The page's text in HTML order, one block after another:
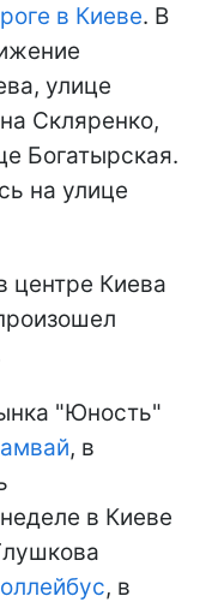
в Киеве. В
улице
Скляренко,
Богатырская.
на улице
центре Киева
"Юность"
, в
в Киеве
, в